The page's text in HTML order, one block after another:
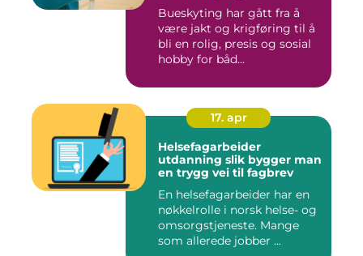
Bueskyting har gått fra å
være jakt og krigføring til å
bli en rolig, presis og sosial
hobby for båd...
17. apr
Helsefagarbeider
utdanning slik bygger man
en trygg vei til fagbrev
En helsefagarbeider har en
nøkkelrolle i norsk helse- og
omsorgstjeneste. Mange
som allerede jobber ...